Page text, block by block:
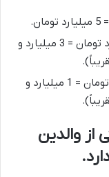
2/3 از 5 میلیارد تومان = 3 میلیارد و
1/3 از 5 میلیارد تومان = 1 میلیارد و
از والدین